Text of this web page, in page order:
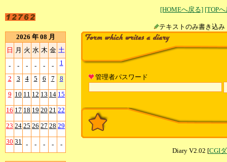
[HOMEへ戻る] [TOP
テキストのみ書
2026 年 08 月
日 月 火 水 木 金 土
- - - - - - 1
2 3 4 5 6 7 8
9 10 11 12 13 14 15
16 17 18 19 20 21 22
23 24 25 26 27 28 29
30 31 - - - - -
管理者パスワード
Diary V2.02 [CGI